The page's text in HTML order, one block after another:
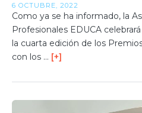
6 OCTUBRE, 2022
Como ya se ha informado, la
Profesionales EDUCA
la cuarta edición de los
con los … [+]